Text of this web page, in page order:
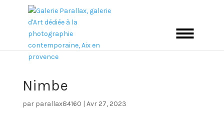
Nimbe
par parallax84160 | Avr 27, 2023